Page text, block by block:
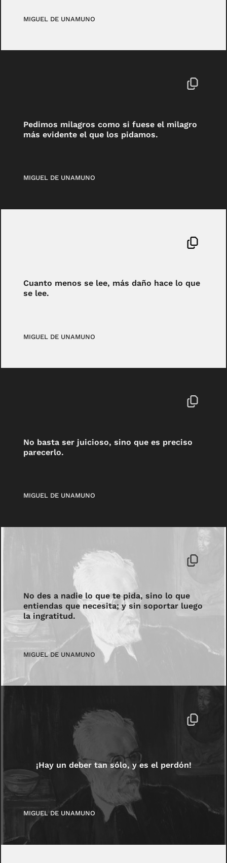
MIGUEL DE UNAMUNO
Pedimos milagros como si fuese el milagro
más evidente el que los pidamos.
MIGUEL DE UNAMUNO
Cuanto menos se lee, más daño hace lo que
se lee.
MIGUEL DE UNAMUNO
No basta ser juicioso, sino que es preciso
parecerlo.
MIGUEL DE UNAMUNO
No des a nadie lo que te pida, sino lo que
entiendas que necesita; y sin soportar luego
la ingratitud.
MIGUEL DE UNAMUNO
¡Hay un deber tan sólo, y es el perdón!
MIGUEL DE UNAMUNO